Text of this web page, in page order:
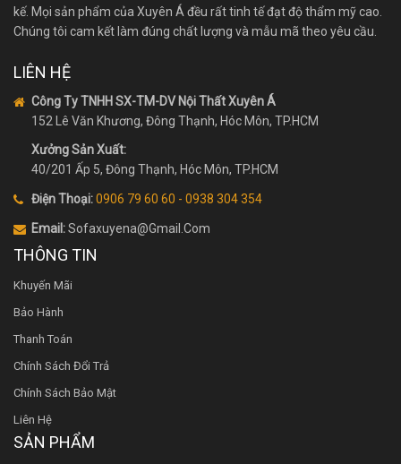
kế. Mọi sản phẩm của Xuyên Á đều rất tinh tế đạt độ thẩm mỹ cao.
Chúng tôi cam kết làm đúng chất lượng và mẫu mã theo yêu cầu.
LIÊN HỆ
Công Ty TNHH SX-TM-DV Nội Thất Xuyên Á
152 Lê Văn Khương, Đông Thạnh, Hóc Môn, TP.HCM
Xưởng Sản Xuất:
40/201 Ấp 5, Đông Thạnh, Hóc Môn, TP.HCM
Điện Thoại:0906 79 60 60 - 0938 304 354
Email:Sofaxuyena@gmail.Com
THÔNG TIN
Khuyến Mãi
Bảo Hành
Thanh Toán
Chính Sách Đổi Trả
Chính Sách Bảo Mật
Liên Hệ
SẢN PHẨM